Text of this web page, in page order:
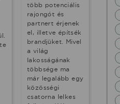
több potenciális
rajongót és
partnert érjenek
el, illetve építsék
brandjüket. Mivel
a világ
lakosságának
többsége ma
már legalább egy
közösségi
csatorna lelkes